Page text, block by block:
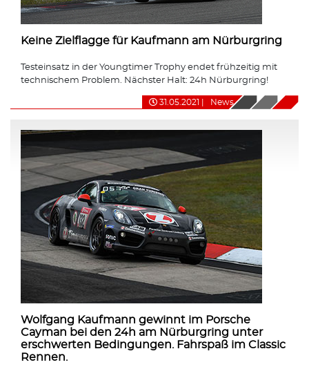
Keine Zielflagge für Kaufmann am Nürburgring
Testeinsatz in der Youngtimer Trophy endet frühzeitig mit
technischem Problem. Nächster Halt: 24h Nürburgring!
31.05.2021 News
Wolfgang Kaufmann gewinnt im Porsche
Cayman bei den 24h am Nürburgring unter
erschwerten Bedingungen. Fahrspaß im Classic
Rennen.